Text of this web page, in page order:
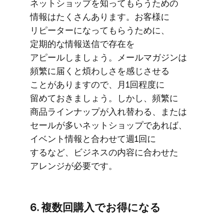
ネットショップを​知って​もらう​ための​
情報は​たくさん​あります。​お客様に​
リピーターに​なって​もらう​ために、​
定期的な情報送信で​存在を​
アピールしましょう。​メールマガジンは​
頻繁に​届くと​煩わしさを​感じさせる​
ことがありますので、​月1回程度に​
留めて​おきましょう。​しかし、​頻繁に​
商品ラインナップが​入れ替わる、​または​
セールが​多い​ネットショップで​あれば、​
イベント情報と​合わせて​週1回に​
するなど、​ビジネスの​内容に​合わせた​
アレンジが​必要です。
6. 複数回購入で​お得に​なる​